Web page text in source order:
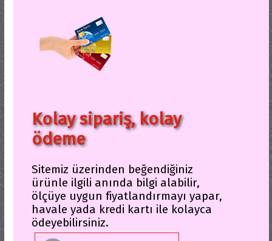
Kolay sipariş, kolay
ödeme
Sitemiz üzerinden beğendiğiniz
ürünle ilgili anında bilgi alabilir,
ölçüye uygun fiyatlandırmayı yapar,
havale yada kredi kartı ile kolayca
ödeyebilirsiniz.